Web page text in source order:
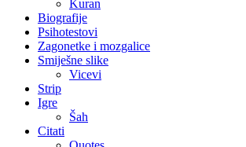
Kuran
Biografije
Psihotestovi
Zagonetke i mozgalice
Smiješne slike
Vicevi
Strip
Igre
Šah
Citati